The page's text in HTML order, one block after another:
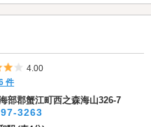
5つ星のうち4
4.00
件
部郡蟹江町西之森海山326-7
3263